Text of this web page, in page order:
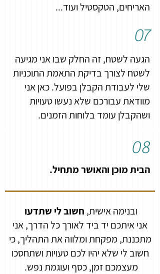
האריחים, הטקסטיל ועוד...
07
הגעה לשטח, זה החלק שבו אני מגיעה
לשטח לצורך בדיקת התאמת התוכניות
שלי לעבודת הקבלן בפועל. כאן אני
מוודאת עבורכם שלא נעשו טעויות
ושהקבלן עומד בלוחות הזמנים.
08
הבית מוכן והאושר מתחיל.
ובנימה אישית, חשוב לי שתדעו
אני איתכם יד ביד לאורך כל הדרך, אני
מתכננת, מפקחת ומלווה את התהליך, כי
חשוב לי שלא יהיו לכם טעויות ושתחסכו
מעצמכם זמן, כסף ועוגמת נפש.